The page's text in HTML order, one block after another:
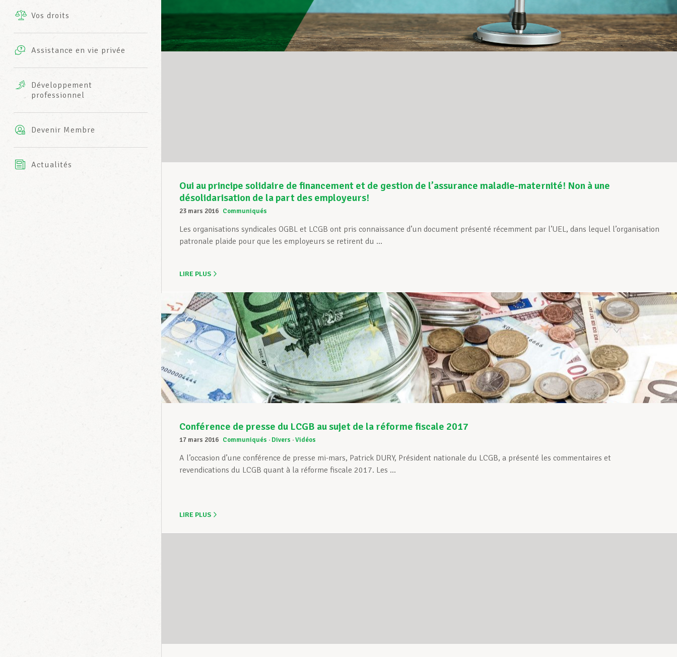
INFO-CENTER
Vos droits
Assistance en vie privée
complémentaires
AXA
Développement
professionnel
Devenir Membre
Actualités
Oui au principe solidaire de financement et de gestion de l’assurance maladie-maternité! Non à une
désolidarisation de la part des employeurs!
23 mars 2016 Communiqués
Les organisations syndicales OGBL et LCGB ont pris connaissance d’un document présenté récemment par l’UEL, dans lequel l’organisation
patronale plaide pour que les employeurs se retirent du ...
LIRE PLUS
Conférence de presse du LCGB au sujet de la réforme fiscale 2017
17 mars 2016 Communiqués Divers Vidéos
A l’occasion d’une conférence de presse mi-mars, Patrick DURY, Président nationale du LCGB, a présenté les commentaires et
revendications du LCGB quant à la réforme fiscale 2017. Les ...
LIRE PLUS